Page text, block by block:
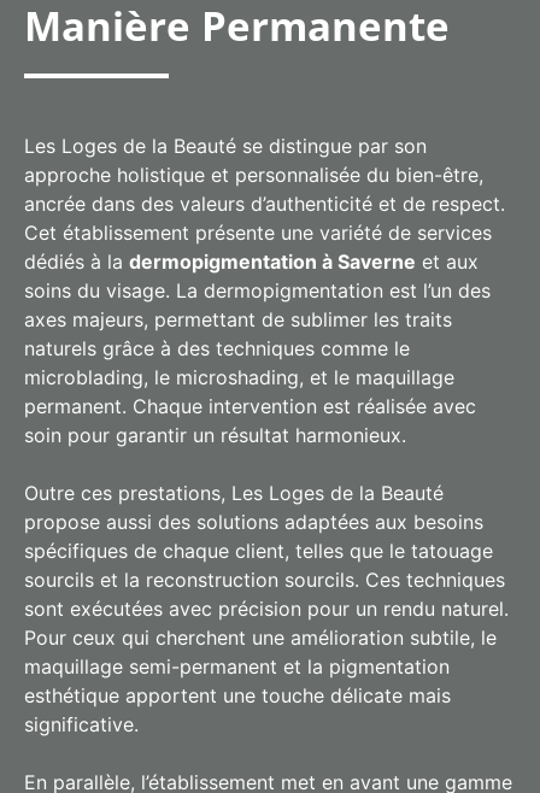
Manière Permanente
Les Loges de la Beauté se distingue par son
approche holistique et personnalisée du bien-être,
ancrée dans des valeurs d’authenticité et de respect.
Cet établissement présente une variété de services
dédiés à la dermopigmentation à Saverne et aux
soins du visage. La dermopigmentation est l’un des
axes majeurs, permettant de sublimer les traits
naturels grâce à des techniques comme le
microblading, le microshading, et le maquillage
permanent. Chaque intervention est réalisée avec
soin pour garantir un résultat harmonieux.
Outre ces prestations, Les Loges de la Beauté
propose aussi des solutions adaptées aux besoins
spécifiques de chaque client, telles que le tatouage
sourcils et la reconstruction sourcils. Ces techniques
sont exécutées avec précision pour un rendu naturel.
Pour ceux qui cherchent une amélioration subtile, le
maquillage semi-permanent et la pigmentation
esthétique apportent une touche délicate mais
significative.
En parallèle, l’établissement met en avant une gamme